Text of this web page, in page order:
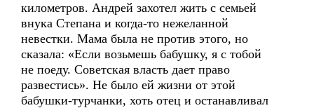
километров. Андрей захотел жить с семьей
внука Степана и когда-то нежеланной
невестки. Мама была не против этого, но
сказала: «Если возьмешь бабушку, я с тобой
не поеду. Советская власть дает право
развестись». Не было ей жизни от этой
бабушки-турчанки, хоть отец и останавливал